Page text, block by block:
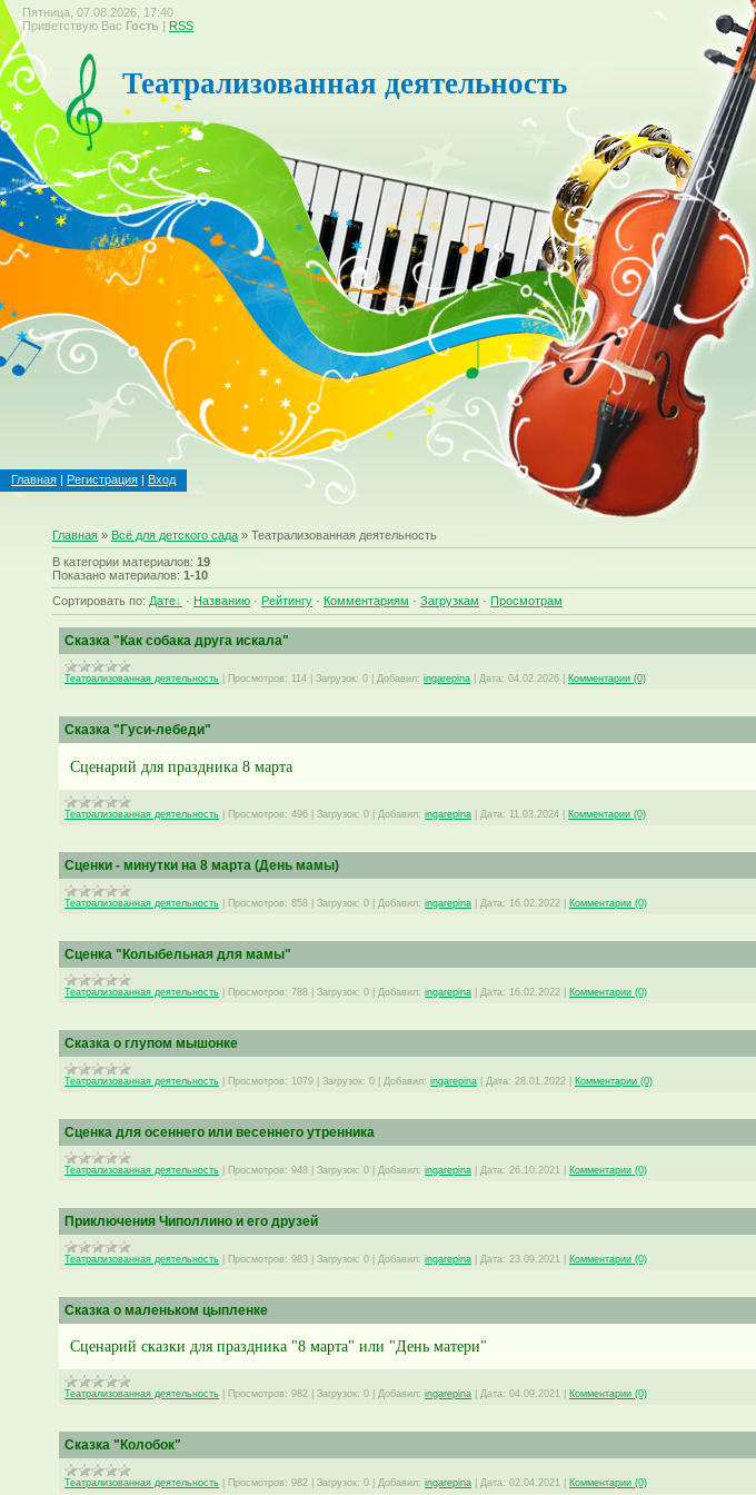
Пятница, 07.08.2026, 17:40
Приветствую Вас Гость | RSS
Театрализованная деятельность
Главная | Регистрация | Вход
Главная » Всё для детского сада » Театрализованная деятельность
В категории материалов:19
Показано материалов:1-10
Сортировать по: Дате · Названию · Рейтингу · Комментариям ·Загрузкам · Просмотрам
Сказка "Как собака друга искала"
Театрализованная деятельность Просмотров: 114 |Загрузок: 0 Добавил: ingarepina Дата: 04.02.2026 Комментарии (0)
Сказка "Гуси-лебеди"
Сценарий для праздника 8 марта
Театрализованная деятельность Просмотров: 496 |Загрузок: 0 |Добавил: ingarepina |Дата: 11.03.2024 Комментарии (0)
Сценки - минутки на 8 марта (День мамы)
Театрализованная деятельность Просмотров: 858 |Загрузок: 0 Добавил: ingarepina Дата: 16.02.2022 Комментарии (0)
Сценка "Колыбельная для мамы"
Театрализованная деятельность Просмотров: 788 |Загрузок: 0 Добавил: ingarepina Дата: 16.02.2022 Комментарии (0)
Сказка о глупом мышонке
Театрализованная деятельность Просмотров: 1079 |Загрузок: 0 Добавил: ingarepina Дата: 28.01.2022 Комментарии (0)
Сценка для осеннего или весеннего утренника
Театрализованная деятельность Просмотров: 948 |Загрузок: 0 Добавил: ingarepina Дата: 26.10.2021 Комментарии (0)
Приключения Чиполлино и его друзей
Театрализованная деятельность Просмотров: 983 |Загрузок: 0 Добавил: ingarepina Дата: 23.09.2021 Комментарии (0)
Сказка о маленьком цыпленке
Сценарий сказки для праздника "8 марта" или "День матери"
Театрализованная деятельность Просмотров: 982 |Загрузок: 0 |Добавил: ingarepina |Дата: 04.09.2021 Комментарии (0)
Сказка "Колобок"
Театрализованная деятельность Просмотров: 982 |Загрузок: 0 Добавил: ingarepina Дата: 02.04.2021 Комментарии (0)